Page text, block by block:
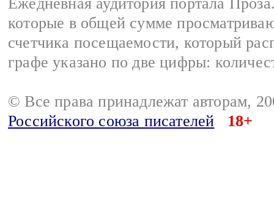
которые в общей сумме
счетчика посещаемости, который
графе указано по две цифры:
© Все права принадлежат авторам,
Российского союза писателей
18+